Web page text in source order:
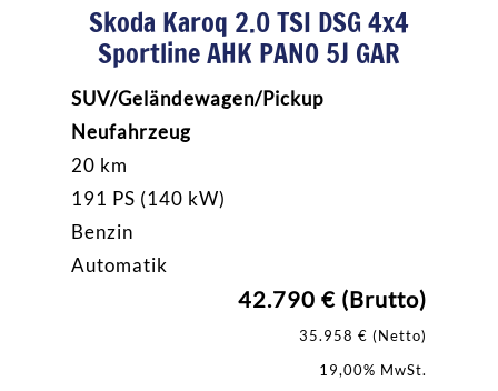
Skoda Karoq 2.0 TSI DSG 4x4
Sportline AHK PANO 5J GAR
SUV/Geländewagen/Pickup
Neufahrzeug
20 km
191 PS (140 kW)
Benzin
Automatik
42.790 € (Brutto)
35.958 € (Netto)
19,00% MwSt.